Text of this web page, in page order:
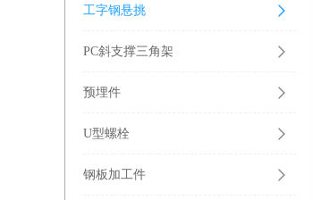
工字钢悬挑
PC斜支撑三角架
预埋件
U型螺栓
钢板加工件